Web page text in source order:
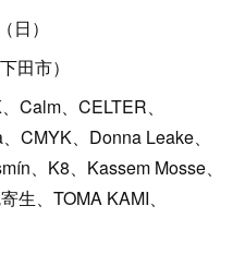
）
田市）
Calm、CELTER、
CMYK、Donna Leake、
、K8、Kassem Mosse、
生、TOMA KAMI、